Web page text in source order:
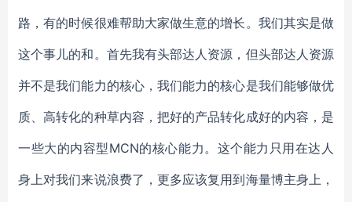
路，有的时候很难帮助大家做生意的增长。我们其实是做
这个事儿的和。首先我有头部达人资源，但头部达人资源
并不是我们能力的核心，我们能力的核心是我们能够做优
质、高转化的种草内容，把好的产品转化成好的内容，是
一些大的内容型MCN的核心能力。这个能力只用在达人
身上对我们来说浪费了，更多应该复用到海量博主身上，